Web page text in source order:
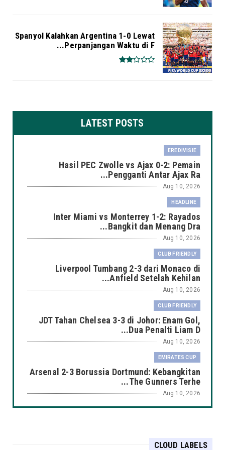
Spanyol Kalahkan Argentina 1-0 Lewat
Perpanjangan Waktu di F...
LATEST POSTS
EREDIVISIE
Hasil PEC Zwolle vs Ajax 0-2: Pemain
Pengganti Antar Ajax Ra...
Aug 10, 2026
HEADLINE
Inter Miami vs Monterrey 1-2: Rayados
Bangkit dan Menang Dra...
Aug 10, 2026
CLUB FRIENDLY
Liverpool Tumbang 2-3 dari Monaco di
Anfield Setelah Kehilan...
Aug 10, 2026
CLUB FRIENDLY
JDT Tahan Chelsea 3-3 di Johor: Enam Gol,
Dua Penalti Liam D...
Aug 10, 2026
EMIRATES CUP
Arsenal 2-3 Borussia Dortmund: Kebangkitan
The Gunners Terhe...
Aug 10, 2026
CLUB FRIENDLY
Aug 10, 2026
CLOUD LABELS